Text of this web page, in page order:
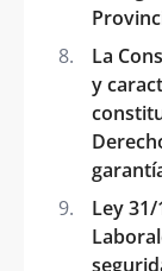
La
y
Ley